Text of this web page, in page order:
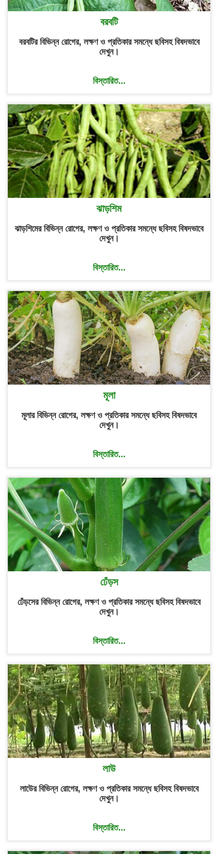
বরবটি
বরবটির বিভিন্ন রোগের, লক্ষণ ও প্রতিকার সমন্ধে ছবিসহ বিষদভাবে
দেখুন।
বিস্তারিত...
ঝাড়শিম
ঝাড়শিমের বিভিন্ন রোগের, লক্ষণ ও প্রতিকার সমন্ধে ছবিসহ বিষদভাবে
দেখুন।
বিস্তারিত...
মূলা
মূলার বিভিন্ন রোগের, লক্ষণ ও প্রতিকার সমন্ধে ছবিসহ বিষদভাবে
দেখুন।
বিস্তারিত...
ঢেঁড়স
ঢেঁড়সের বিভিন্ন রোগের, লক্ষণ ও প্রতিকার সমন্ধে ছবিসহ বিষদভাবে
দেখুন।
বিস্তারিত...
লাউ
লাউের বিভিন্ন রোগের, লক্ষণ ও প্রতিকার সমন্ধে ছবিসহ বিষদভাবে
দেখুন।
বিস্তারিত...